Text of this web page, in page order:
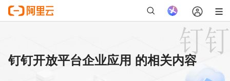
钉钉开放平台企业应用 的相关内容